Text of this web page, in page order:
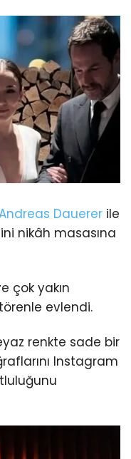
Dauerer ile
nikâh masasına
çok yakın
törenle evlendi.
renkte sade bir
Instagram